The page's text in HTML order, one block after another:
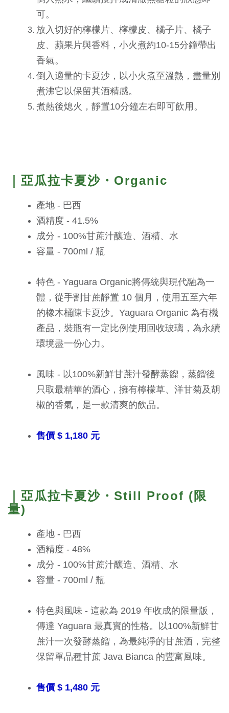
可。
放入切好的檸檬片、檸檬皮、橘子片、橘子
皮、蘋果片與香料，小火煮約10-15分鐘帶出
香氣。
倒入適量的卡夏沙，以小火煮至溫熱，盡量別
煮沸它以保留其酒精感。
煮熱後熄火，靜置10分鐘左右即可飲用。
｜亞瓜拉卡夏沙・Organic
產地 - 巴西
酒精度 - 41.5%
成分 - 100%甘蔗汁釀造、酒精、水
​容量 - 700ml / 瓶
特色 - Yaguara Organic將傳統與現代融為一
體，從手割甘蔗靜置 10 個月，使用五至六年
的橡木桶陳卡夏沙。Yaguara Organic 為有機
產品，裝瓶有一定比例使用回收玻璃，為永續
環境盡一份心力。
風味 - 以100%新鮮甘蔗汁發酵蒸餾，蒸餾後
只取最精華的酒心，擁有檸檬草、洋甘菊及胡
椒的香氣，是一款清爽的飲品。
售價 $ 1,180 元
｜亞瓜拉卡夏沙・Still Proof (限
量)
產地 - 巴西
酒精度 - 48%
成分 - 100%甘蔗汁釀造、酒精、水
​容量 - 700ml / 瓶
特色與風味 - 這款為 2019 年收成的限量版，
傳達 Yaguara 最真實的性格。以100%新鮮甘
蔗汁一次發酵蒸餾，為最純淨的甘蔗酒，完整
保留單品種甘蔗 Java Bianca 的豐富風味。
售價 $ 1,480 元